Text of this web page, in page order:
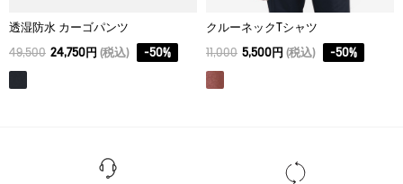
透湿防水 カーゴパンツ
49,500 24,750円 (税込) -50%
クルーネックTシャツ
11,000 5,500円 (税込) -50%